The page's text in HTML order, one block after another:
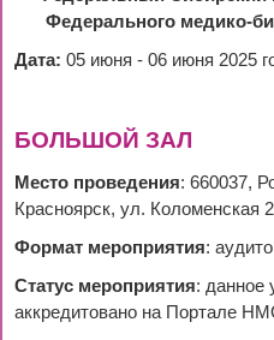
Федерального медико-
Дата: 05 июня - 06 июня 2025
БОЛЬШОЙ ЗАЛ
Место проведения: 660037,
Красноярск, ул. Коломенская
Формат мероприятия:
Статус мероприятия: данное
аккредитовано на Портале